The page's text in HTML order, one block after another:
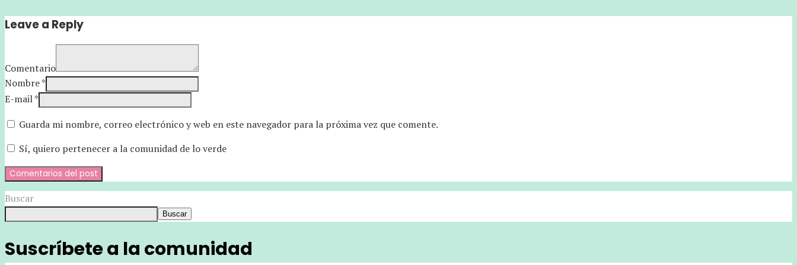
Leave a Reply
Comentario
Nombre *
E-mail *
Guarda mi nombre, correo electrónico y web en este navegador para la próxima vez que comente.
Sí, quiero pertenecer a la comunidad de lo verde
Buscar
Buscar
Suscríbete a la comunidad